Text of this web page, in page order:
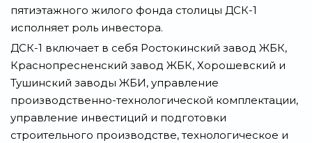
пятиэтажного жилого фонда столицы ДСК-1
исполняет роль инвестора.
ДСК-1 включает в себя Ростокинский завод ЖБК,
Краснопресненский завод ЖБК, Хорошевский и
Тушинский заводы ЖБИ, управление
производственно-технологической комплектации,
управление инвестиций и подготовки
строительного производстве, технологическое и